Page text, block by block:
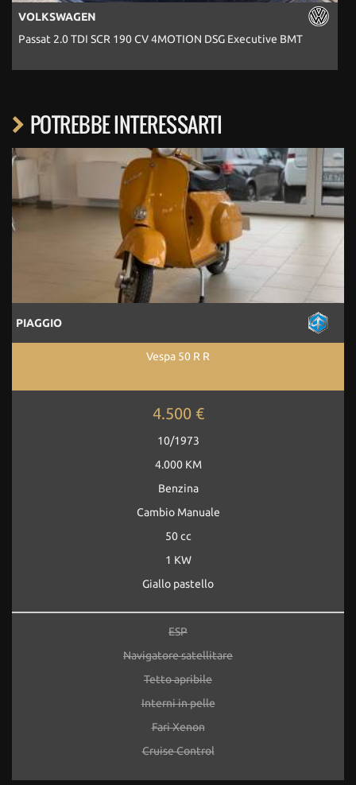
VOLKSWAGEN
Passat 2.0 TDI SCR 190 CV 4MOTION DSG Executive BMT
POTREBBE INTERESSARTI
PIAGGIO
Vespa 50 R R
4.500 €
10/1973
4.000 KM
Benzina
Cambio Manuale
50 cc
1 KW
Giallo pastello
ESP
Navigatore satellitare
Tetto apribile
Interni in pelle
Fari Xenon
Cruise Control